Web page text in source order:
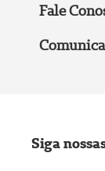
Fale
Siga